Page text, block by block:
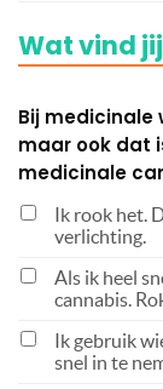
Wat vind
Bij medicinale
maar ook dat
medicinale
Ik rook het.
verlichting.
Als ik heel
cannabis.
Ik gebruik
snel in te